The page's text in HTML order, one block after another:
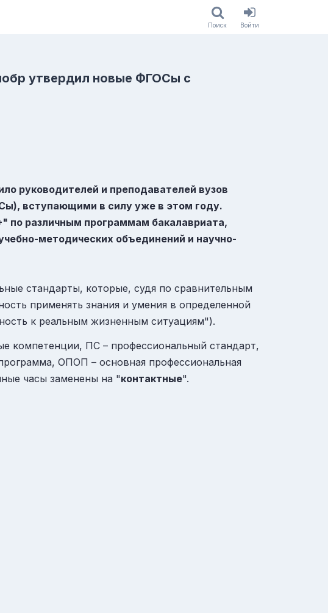
Поиск Войти
утвердил новые ФГОСы с
руководителей и преподавателей вузов
, вступающими в силу уже в этом году.
" по различным программам бакалавриата,
методических объединений и научно-
стандарты, которые, судя по сравнительным
применять знания и умения в определенной
к реальным жизненным ситуациям").
компетенции, ПС – профессиональный стандарт,
ОПОП – основная профессиональная
часы заменены на "контактные".